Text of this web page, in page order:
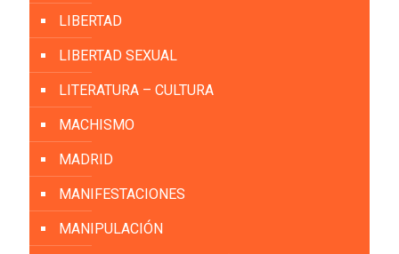
LIBERTAD
LIBERTAD SEXUAL
LITERATURA – CULTURA
MACHISMO
MADRID
MANIFESTACIONES
MANIPULACIÓN